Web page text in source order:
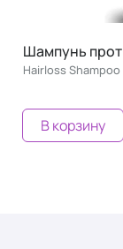
Шампунь
Hairloss Shampoo
В корзину